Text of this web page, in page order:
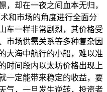
，却在一夜之间血本无归，
和市场的角度进行全面分
车一样非常剧烈，其价格受
市场供需关系等多种复杂因
大海中航行的小船，难以准
时间段内以太坊价格出现上
一定能带来稳定的收益，要
气，一旦发生逆转，投资者